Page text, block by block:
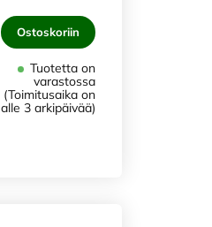
Ostoskoriin
Tuotetta on
varastossa
(Toimitusaika on
alle 3 arkipäivää)